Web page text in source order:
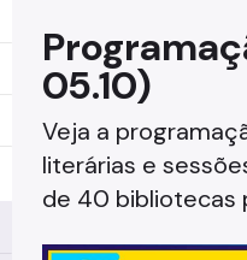
05.10)
Veja a
literárias e
de 40 bibliotecas